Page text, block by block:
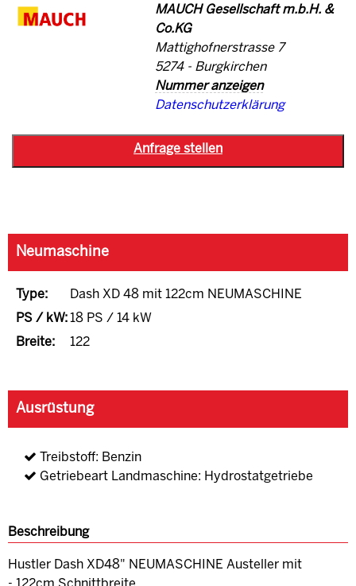
MAUCH Gesellschaft m.b.H. &
Co.KG
Mattighofnerstrasse 7
5274 - Burgkirchen
Nummer anzeigen
Datenschutzerklärung
Neumaschine
Type:
Dash XD 48 mit 122cm NEUMASCHINE
PS / kW: 18 PS / 14 kW
Breite:
122
Ausrüstung
Treibstoff: Benzin
Getriebeart Landmaschine: Hydrostatgetriebe
Beschreibung
Hustler Dash XD48" NEUMASCHINE Austeller mit